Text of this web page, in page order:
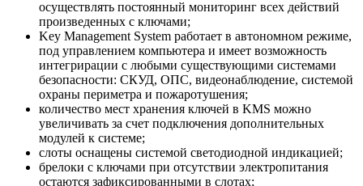
осуществлять постоянный мониторинг всех действий
произведенных с ключами;
Key Management System работает в автономном режиме,
под управлением компьютера и имеет возможность
интегрирации с любыми существующими системами
безопасности: СКУД, ОПС, видеонаблюдение, системой
охраны периметра и пожаротушения;
количество мест хранения ключей в KMS можно
увеличивать за счет подключения дополнительных
модулей к системе;
слоты оснащены системой светодиодной индикацией;
брелоки с ключами при отсутствии электропитания
остаются зафиксированными в слотах;